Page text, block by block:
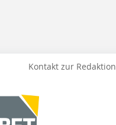
Kontakt zur Redaktion